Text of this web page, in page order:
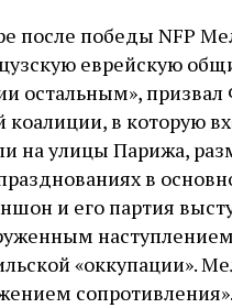
после победы NFP
еврейскую
остальным», призвал
коалиции, в которую
на улицы Парижа,
в
и его партия
«оккупации».
сопротивления».